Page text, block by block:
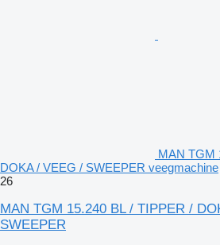
MAN TGM
DOKA / VEEG / SWEEPER veegmachine
26
MAN TGM 15.240 BL / TIPPER /
SWEEPER